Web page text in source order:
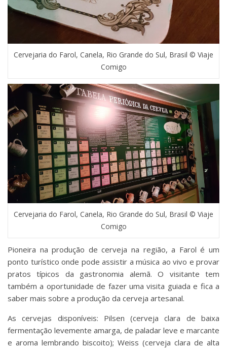
Cervejaria do Farol, Canela, Rio Grande do Sul, Brasil © Viaje
Comigo
Cervejaria do Farol, Canela, Rio Grande do Sul, Brasil © Viaje
Comigo
Pioneira na produção de cerveja na região, a Farol é um
ponto turístico onde pode assistir a música ao vivo e provar
pratos típicos da gastronomia alemã. O visitante tem
também a oportunidade de fazer uma visita guiada e fica a
saber mais sobre a produção da cerveja artesanal.
As cervejas disponíveis: Pilsen (cerveja clara de baixa
fermentação levemente amarga, de paladar leve e marcante
e aroma lembrando biscoito); Weiss (cerveja clara de alta